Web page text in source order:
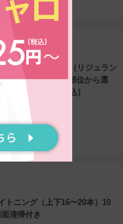
】リジュラン注射（リジュラン
（顔の気になる部位から選
カニューレ・麻酔込］
トニング（上下16〜20本）10
清掃付き